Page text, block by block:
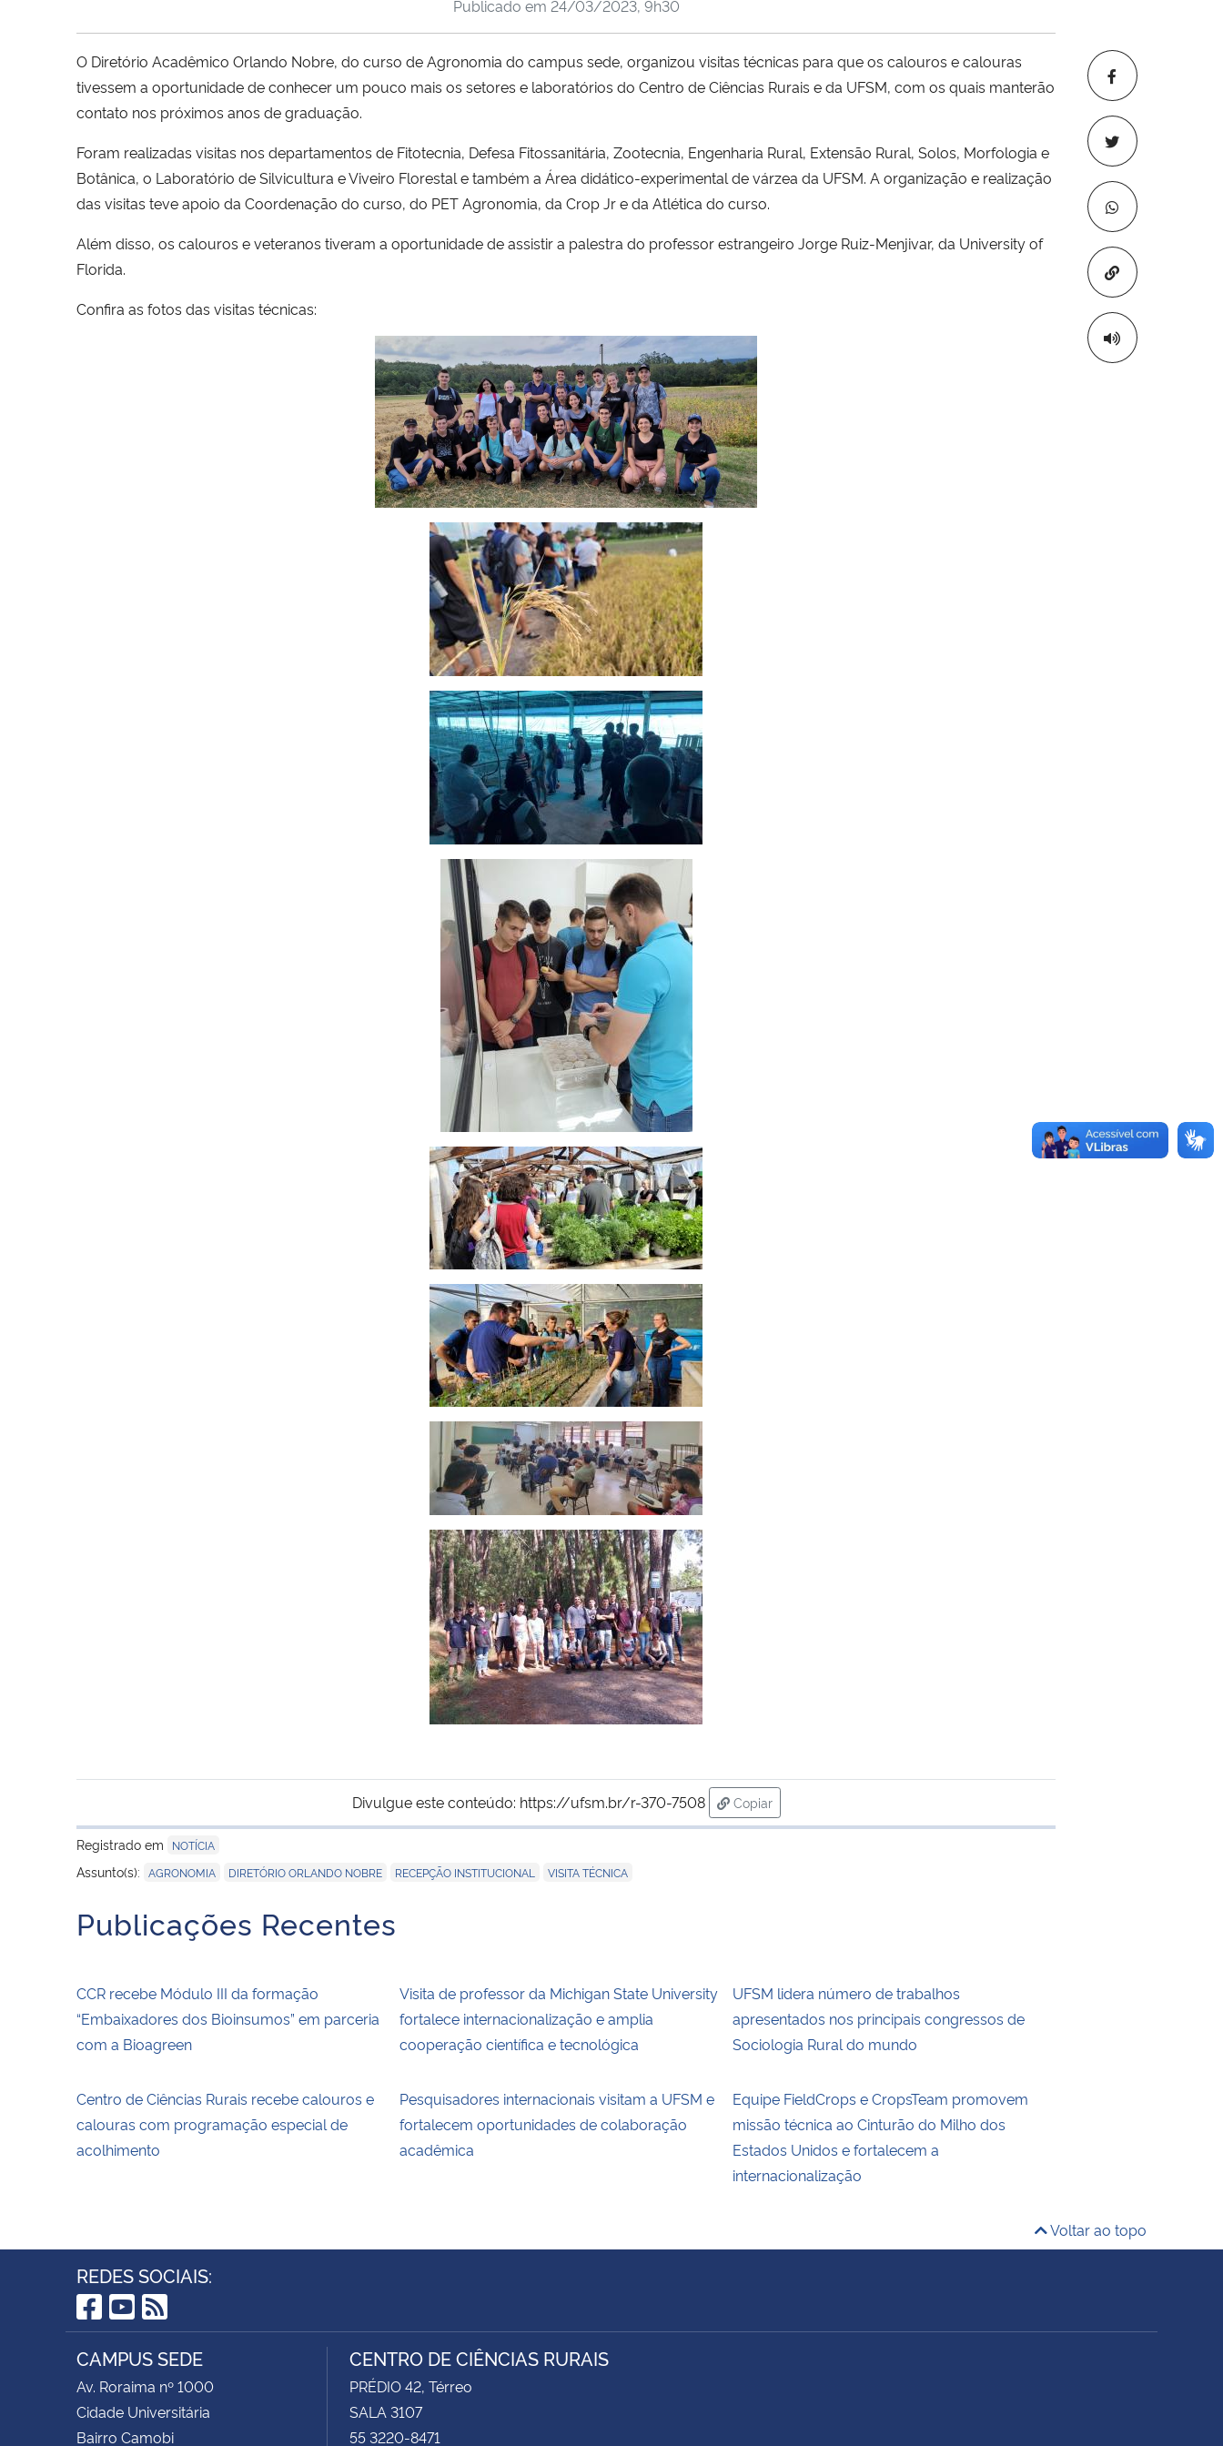
Copiar para
Publicado em 24/03/2023, 9h30
O Diretório Acadêmico Orlando Nobre, do curso de Agronomia do campus sede, organizou visitas técnicas para que os calouros e calouras
tivessem a oportunidade de conhecer um pouco mais os setores e laboratórios do Centro de Ciências Rurais e da UFSM, com os quais manterão
contato nos próximos anos de graduação.
Foram realizadas visitas nos departamentos de Fitotecnia, Defesa Fitossanitária, Zootecnia, Engenharia Rural, Extensão Rural, Solos, Morfologia e
Botânica, o Laboratório de Silvicultura e Viveiro Florestal e também a Área didático-experimental de várzea da UFSM. A organização e realização
das visitas teve apoio da Coordenação do curso, do PET Agronomia, da Crop Jr e da Atlética do curso.
Além disso, os calouros e veteranos tiveram a oportunidade de assistir a palestra do professor estrangeiro Jorge Ruiz-Menjivar, da University of
Florida.
Confira as fotos das visitas técnicas:
Divulgue este conteúdo: https://ufsm.br/r-370-7508
Copiar
para área de transferência
Registrado em
NOTÍCIA
Assunto(s): AGRONOMIA DIRETÓRIO ORLANDO NOBRE RECEPÇÃO INSTITUCIONAL VISITA TÉCNICA
Publicações Recentes
CCR recebe Módulo III da formação
“Embaixadores dos Bioinsumos” em parceria
com a Bioagreen
Visita de professor da Michigan State University
fortalece internacionalização e amplia
cooperação científica e tecnológica
UFSM lidera número de trabalhos
apresentados nos principais congressos de
Sociologia Rural do mundo
Centro de Ciências Rurais recebe calouros e
calouras com programação especial de
acolhimento
Pesquisadores internacionais visitam a UFSM e
fortalecem oportunidades de colaboração
acadêmica
Equipe FieldCrops e CropsTeam promovem
missão técnica ao Cinturão do Milho dos
Estados Unidos e fortalecem a
internacionalização
Voltar ao topo
REDES SOCIAIS:
Facebook
YouTube
RSS
CAMPUS SEDE
Av. Roraima nº 1000
Cidade Universitária
Bairro Camobi
CENTRO DE CIÊNCIAS RURAIS
PRÉDIO 42, Térreo
SALA 3107
55 3220-8471